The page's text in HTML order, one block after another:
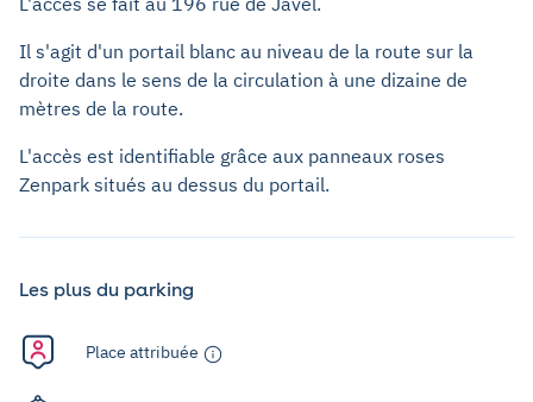
Il s'agit d'un portail blanc au niveau de la route sur la
droite dans le sens de la circulation à une dizaine de
mètres de la route.
L'accès est identifiable grâce aux panneaux roses
Zenpark situés au dessus du portail.
Les plus du parking
Place attribuée